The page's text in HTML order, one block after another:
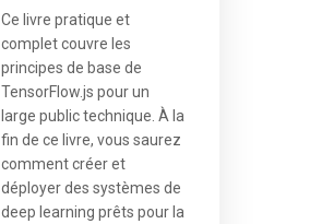
Ce livre pratique et
complet couvre les
principes de base de
TensorFlow.js pour un
large public technique. À la
fin de ce livre, vous saurez
comment créer et
déployer des systèmes de
deep learning prêts pour la